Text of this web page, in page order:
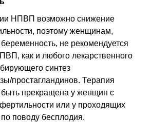
НПВП возможно снижение
поэтому женщинам,
не рекомендуется
как и любого лекарственного
синтез
простагландинов. Терапия
прекращена у женщин с
или у проходящих
поводу бесплодия.